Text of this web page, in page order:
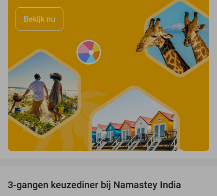
Bekijk nu
3-gangen keuzediner bij Namastey India